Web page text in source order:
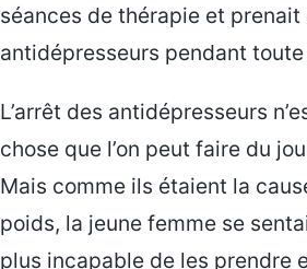
séances de thérapie et prenait
antidépresseurs pendant
L’arrêt des antidépresseurs
chose que l’on peut faire du
Mais comme ils étaient la
poids, la jeune femme se
plus incapable de les prendre